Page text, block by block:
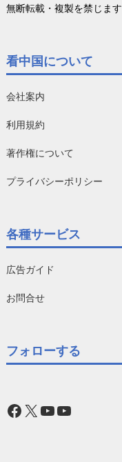
無断転載・複製を禁じます
看中国について
会社案内
利用規約
著作権について
プライバシーポリシー
各種サービス
広告ガイド
お問合せ
フォローする
Facebook
X YouTube
YouTube